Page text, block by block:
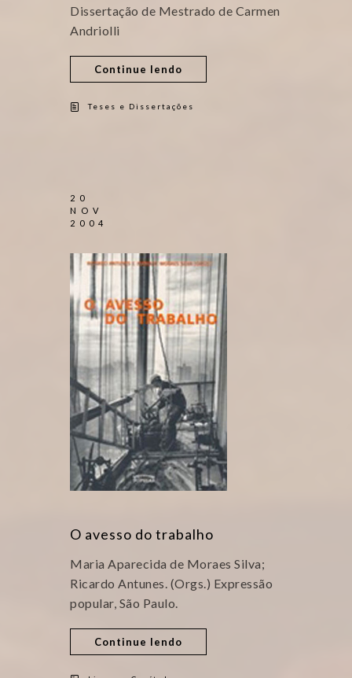
Dissertação de Mestrado de Carmen
Andriolli
Continue lendo
Teses e Dissertações
20
NOV
2004
O avesso do trabalho
Maria Aparecida de Moraes Silva;
Ricardo Antunes. (Orgs.) Expressão
popular, São Paulo.
Continue lendo